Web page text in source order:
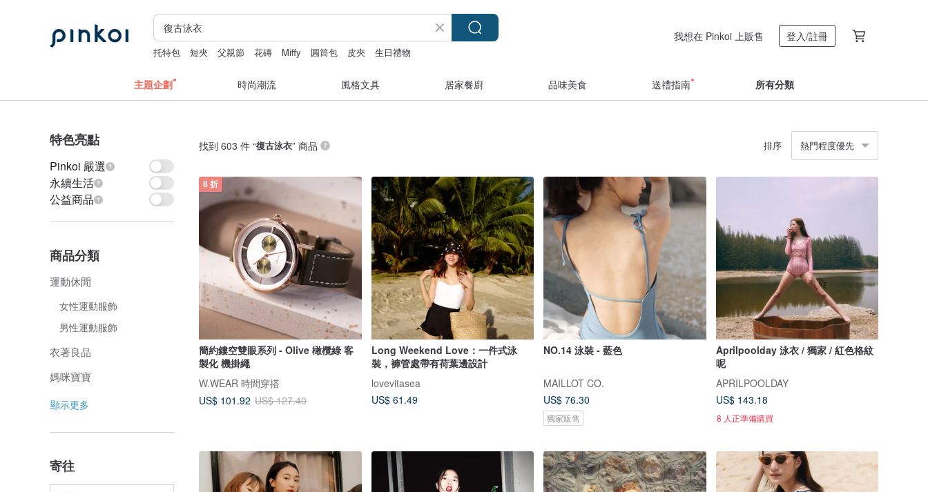
托特包 短夾 父親節 花磚 Miffy 圓筒包 皮夾 生日禮物
我想在 Pinkoi 上販售 登入/註冊
主題企劃 時尚潮流 風格文具 居家餐廚 品味美食 送禮指南 所有分類
特色亮點
Pinkoi 嚴選
永續生活
公益商品
商品分類
運動休閒
女性運動服飾
男性運動服飾
衣著良品
媽咪寶寶
顯示更多
寄往
找到 603 件 “復古泳衣” 商品 排序 熱門程度優先
8 折
簡約鏤空雙眼系列 - Olive 橄欖綠 客
製化 機掛繩
W.WEAR 時間穿搭
US$ 101.92 US$ 127.40
Long Weekend Love：一件式泳
裝，褲管處帶有荷葉邊設計
lovevitasea
US$ 61.49
NO.14 泳裝 - 藍色
MAILLOT CO.
US$ 76.30
獨家販售
Aprilpoolday 泳衣 / 獨家 / 紅色格紋
呢
APRILPOOLDAY
US$ 143.18
8 人正準備購買